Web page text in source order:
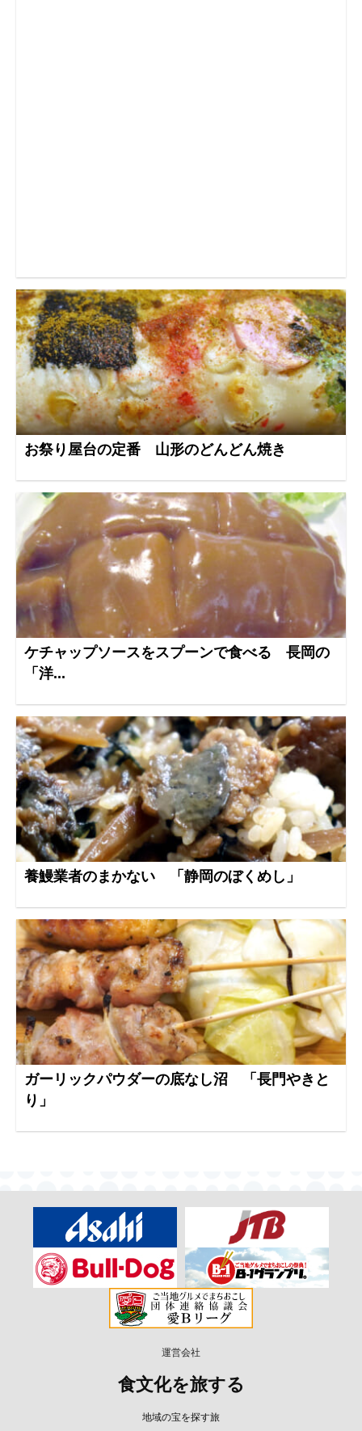
お祭り屋台の定番 山形のどんどん焼き
ケチャップソースをスプーンで食べる 長岡の
「洋...
養鰻業者のまかない 「静岡のぼくめし」
ガーリックパウダーの底なし沼 「長門やきと
り」
運営会社
食文化を旅する
地域の宝を探す旅